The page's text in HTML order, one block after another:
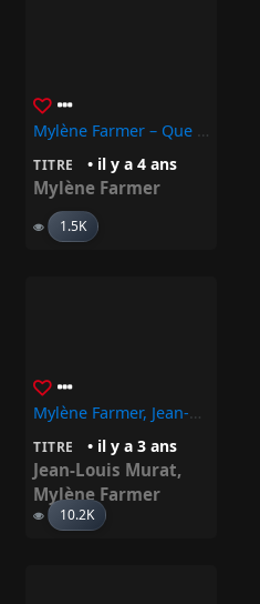
Mylène Farmer – Que Je Devienne…
TITRE • il y a 4 ans
Mylène Farmer
1.5K
Mylène Farmer, Jean-Louis Murat – Regrets
TITRE • il y a 3 ans
Jean-Louis Murat,
Mylène Farmer
10.2K